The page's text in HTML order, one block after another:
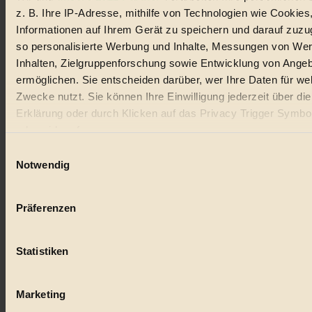
z. B. Ihre IP-Adresse, mithilfe von Technologien wie
Informationen auf Ihrem Gerät zu speichern und darauf
so personalisierte Werbung und Inhalte, Messungen von
Inhalten, Zielgruppenforschung sowie Entwicklung von
ermöglichen. Sie entscheiden darüber, wer Ihre Daten für
Zwecke nutzt. Sie können Ihre Einwilligung jederzeit über
Erklärung oder durch Klicken auf das Privacy Trigger
oder widerrufen
Wenn Sie es erlauben, würden wir auch gerne:
Ihr Gerät durch aktives Scannen nach bestimmten
Erfahren Sie mehr darüber, wie Ihre persönlichen Daten
Notwendig
Präferenzen
Statistiken
Marketing
Natur
kinderbuch
nachhaltig